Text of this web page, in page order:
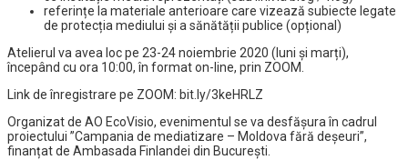
referințe la materiale anterioare care vizează subiecte legate
de protecția mediului și a sănătății publice (opțional)
Atelierul va avea loc pe 23-24 noiembrie 2020 (luni și marți),
începând cu ora 10:00, în format on-line, prin ZOOM.
Link de înregistrare pe ZOOM: bit.ly/3keHRLZ
Organizat de AO EcoVisio, evenimentul se va desfășura în cadrul
proiectului ”Campania de mediatizare – Moldova fără deșeuri”,
finanțat de Ambasada Finlandei din București.